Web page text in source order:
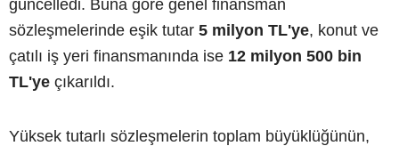
güncelledi. Buna göre genel finansman
sözleşmelerinde eşik tutar 5 milyon TL'ye, konut ve
çatılı iş yeri finansmanında ise 12 milyon 500 bin
TL'ye çıkarıldı.
Yüksek tutarlı sözleşmelerin toplam büyüklüğünün,